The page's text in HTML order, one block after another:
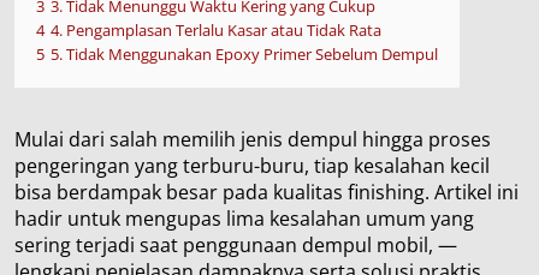
3 3. Tidak Menunggu Waktu Kering yang Cukup
4 4. Pengamplasan Terlalu Kasar atau Tidak Rata
5 5. Tidak Menggunakan Epoxy Primer Sebelum Dempul
Mulai dari salah memilih jenis dempul hingga proses
pengeringan yang terburu-buru, tiap kesalahan kecil
bisa berdampak besar pada kualitas finishing. Artikel ini
hadir untuk mengupas lima kesalahan umum yang
sering terjadi saat penggunaan dempul mobil, —